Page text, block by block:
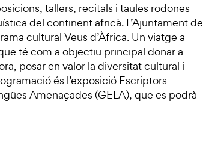
tallers, recitals i taules rodones
del continent africà. L’Ajuntament de
cultural Veus d’Àfrica. Un viatge a
té com a objectiu principal donar a
posar en valor la diversitat cultural i
és l’exposició Escriptors
Amenaçades (GELA), que es podrà